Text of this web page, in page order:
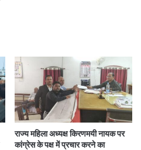
राज्य महिला अध्यक्ष किरणमयी नायक पर
कांग्रेस के पक्ष में प्रचार करने का